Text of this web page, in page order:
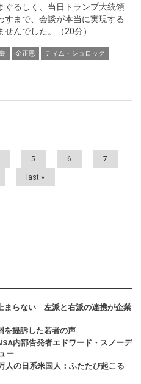
ぐるしく、当日トランプ大統領
すまで、会談が本当に実現する
んでした。（20分）
金正恩
ティム・ショロック
5 6 7
last »
まらない 左派と右派の連携が企業
を提訴した若者の声
内部告発者エドワード・スノーデ
ー
人の日系米国人：ふたたび起こる